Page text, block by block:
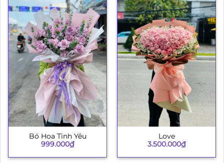
Bó Hoa Tình Yêu
999.000₫
Love
3.500.000₫